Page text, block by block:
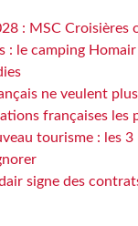
: MSC Croisières
: le camping
ne veulent
françaises les
tourisme : les
signe des